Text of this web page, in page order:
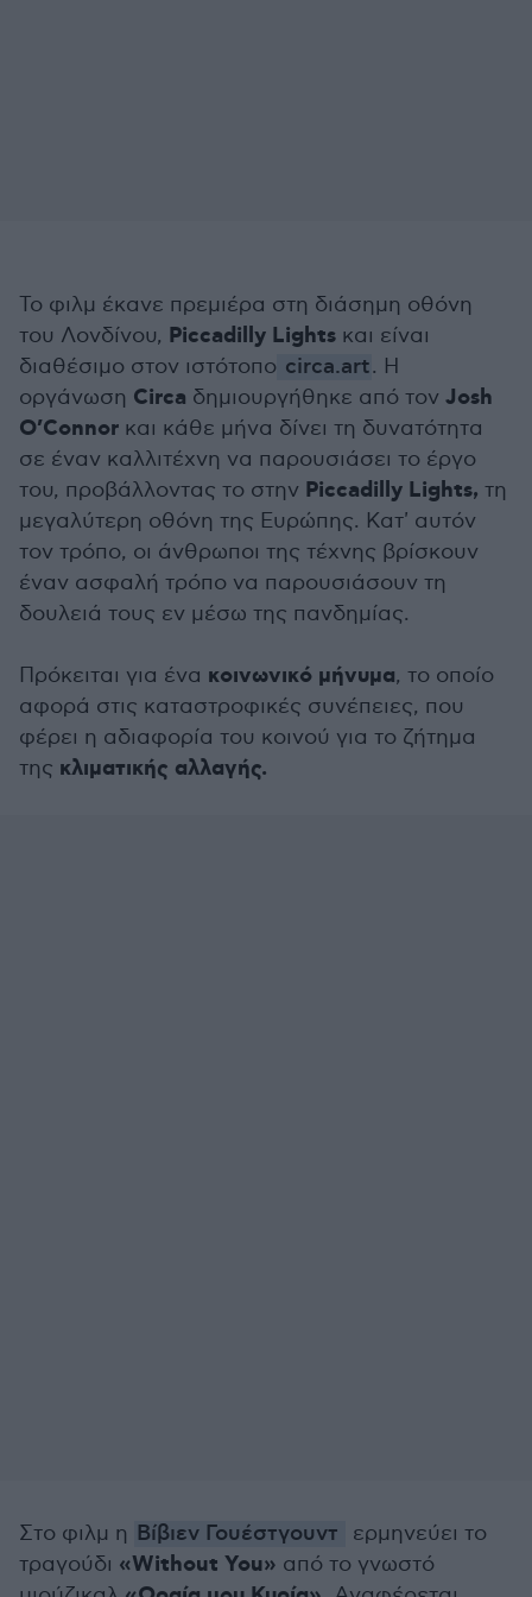
Το φιλμ έκανε πρεμιέρα στη διάσημη οθόνη
του Λονδίνου, Piccadilly Lights και είναι
διαθέσιμo στον ιστότοπο circa.art. Η
οργάνωση Circa δημιουργήθηκε από τον Josh
O’Connor και κάθε μήνα δίνει τη δυνατότητα
σε έναν καλλιτέχνη να παρουσιάσει το έργο
του, προβάλλοντας το στην Piccadilly Lights, τη
μεγαλύτερη οθόνη της Ευρώπης. Κατ' αυτόν
τον τρόπο, οι άνθρωποι της τέχνης βρίσκουν
έναν ασφαλή τρόπο να παρουσιάσουν τη
δουλειά τους εν μέσω της πανδημίας.
Πρόκειται για ένα κοινωνικό μήνυμα, το οποίο
αφορά στις καταστροφικές συνέπειες, που
φέρει η αδιαφορία του κοινού για το ζήτημα
της κλιματικής αλλαγής.
Στο φιλμ η Βίβιεν Γουέστγουντ
ερμηνεύει το
τραγούδι «Without You» από το γνωστό